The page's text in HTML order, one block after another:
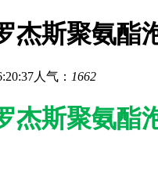
杰斯聚氨酯
人气： 1662
杰斯聚氨酯